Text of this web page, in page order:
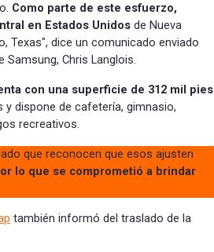
Como parte de este esfuerzo,
en Estados Unidos de Nueva
Texas", dice un comunicado enviado
Chris Langlois.
con una superficie de 312 mil pies
y dispone de cafetería, gimnasio,
recreativos.
que reconocen que esos ajusten
lo que se comprometió a brindar
también informó del traslado de la